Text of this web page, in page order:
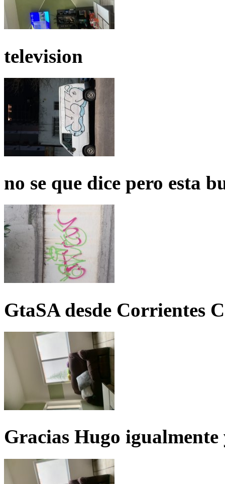
television
no se que dice pero esta
GtaSA desde Corrientes
Gracias Hugo igualmente